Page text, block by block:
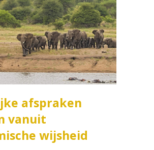
afspraken
vanuit
wijsheid